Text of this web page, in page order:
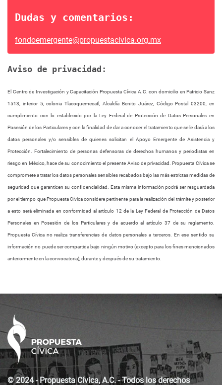
Dudas y comentarios:
fondoemergente@propuestacivica.org.mx
Aviso de privacidad:
El Centro de Investigación y Capacitación Propuesta Cívica A.C. con domicilio en Patricio Sanz
1513, interior 5, colonia Tlacoquemecatl, Alcaldía Benito Juárez, Código Postal 03200, en
cumplimiento con lo establecido por la Ley Federal de Protección de Datos Personales en
Posesión de los Particulares y con la finalidad de dar a conocer el tratamiento que se le dará a los
datos personales y/o sensibles de quienes solicitan el Apoyo Emergente de Asistencia y
Protección. Fortalecimiento de personas defensoras de derechos humanos y periodistas en
riesgo en México, hace de su conocimiento el presente Aviso de privacidad. Propuesta Cívica se
compromete a tratar los datos personales sensibles recabados bajo las más estrictas medidas de
seguridad que garanticen su confidencialidad. Esta misma información podrá ser resguardada
por el tiempo que Propuesta Cívica considere pertinente para la realización del trámite y posterior
a esto será eliminada en conformidad al artículo 12 de la Ley Federal de Protección de Datos
Personales en Posesión de los Particulares y de acuerdo al artículo 37 de su reglamento.
Propuesta Cívica no realiza transferencias de datos personales a terceros. En ese sentido su
información no puede ser compartida bajo ningún motivo (excepto para los fines mencionados
anteriormente en la convocatoria), durante y después de su tratamiento.
© 2024 - Propuesta Cívica, A.C. - Todos los derechos